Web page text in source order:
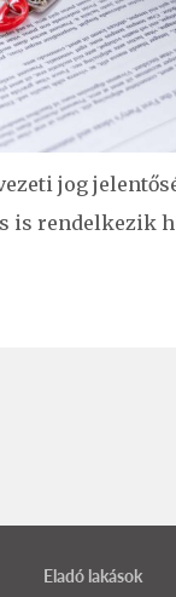
jog
is rendelkezik
Eladó lakások